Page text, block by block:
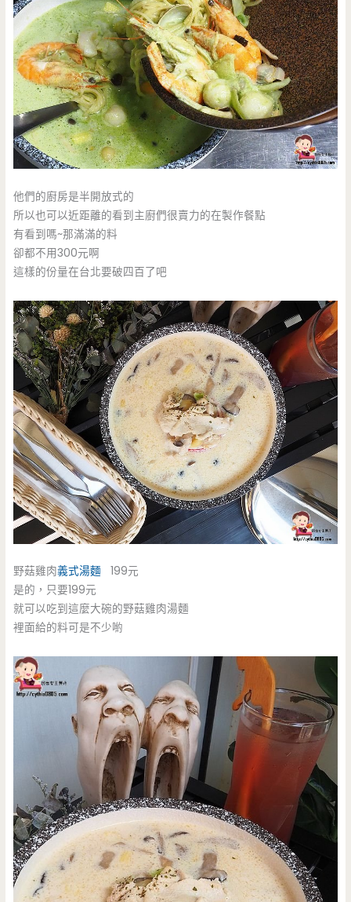
他們的廚房是半開放式的
所以也可以近距離的看到主廚們很賣力的在製作餐點
有看到嗎~那滿滿的料
卻都不用300元啊
這樣的份量在台北要破四百了吧
野菇雞肉義式湯麵 199元
是的，只要199元
就可以吃到這麼大碗的野菇雞肉湯麵
裡面給的料可是不少喲